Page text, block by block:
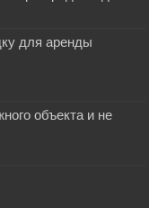
для аренды
объекта и не